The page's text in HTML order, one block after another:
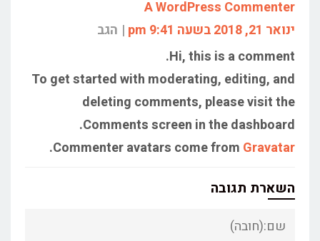
A WordPress Commenter
ינואר 21, 2018 בשעה 9:41 pm
הגב
Hi, this is a comment.
To get started with moderating, editing, and
deleting comments, please visit the
Comments screen in the dashboard.
Commenter avatars come from Gravatar
.
השארת תגובה